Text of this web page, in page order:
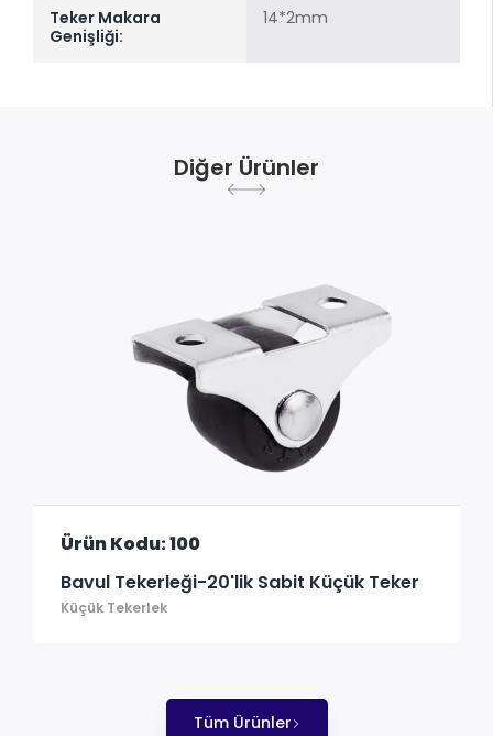
Teker Makara
Genişliği:
14*2mm
Diğer Ürünler
Ürün Kodu: 100
Bavul Tekerleği-20'lik Sabit Küçük Teker
Küçük Tekerlek
Tüm Ürünler